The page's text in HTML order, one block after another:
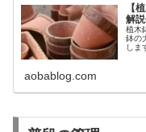
【
解
植木
鉢の
しま
aobablog.com